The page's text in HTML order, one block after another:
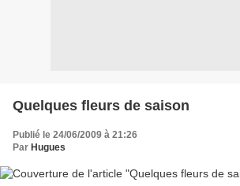
Quelques fleurs de saison
Publié le 24/06/2009 à 21:26
Par Hugues